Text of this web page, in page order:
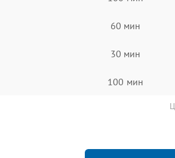
60 мин
30 мин
100 мин